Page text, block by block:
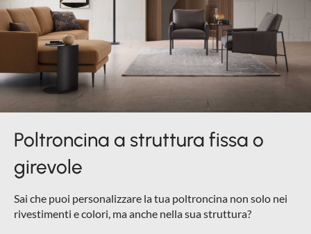
Poltroncina a struttura fissa o
girevole
Sai che puoi personalizzare la tua poltroncina non solo nei
rivestimenti e colori, ma anche nella sua struttura?